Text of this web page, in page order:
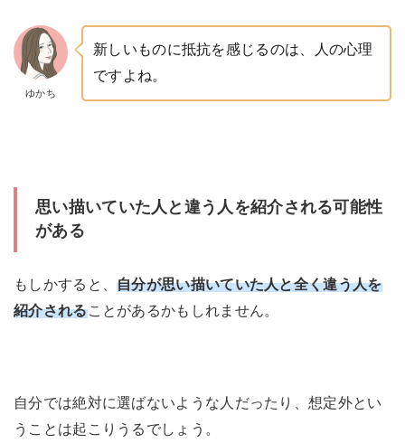
ゆかち
新しいものに抵抗を感じるのは、人の心理
ですよね。
思い描いていた人と違う人を紹介される可能性
がある
もしかすると、自分が思い描いていた人と全く違う人を
紹介されることがあるかもしれません。
自分では絶対に選ばないような人だったり、想定外とい
うことは起こりうるでしょう。